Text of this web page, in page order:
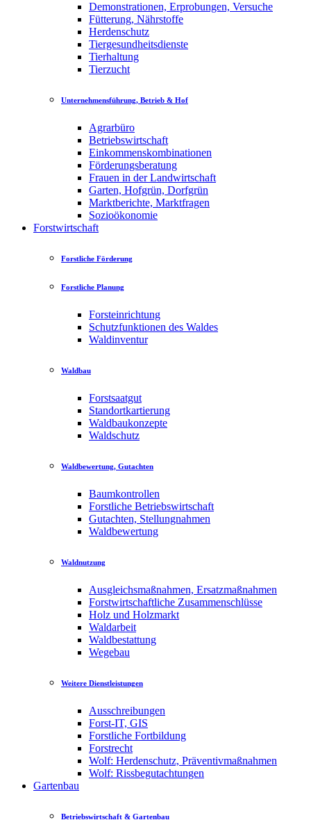
Demonstrationen, Erprobungen, Versuche
Fütterung, Nährstoffe
Herdenschutz
Tiergesundheitsdienste
Tierhaltung
Tierzucht
Unternehmensführung, Betrieb & Hof
Agrarbüro
Betriebswirtschaft
Einkommenskombinationen
Förderungsberatung
Frauen in der Landwirtschaft
Garten, Hofgrün, Dorfgrün
Marktberichte, Marktfragen
Sozioökonomie
Forstwirtschaft
Forstliche Förderung
Forstliche Planung
Forsteinrichtung
Schutzfunktionen des Waldes
Waldinventur
Waldbau
Forstsaatgut
Standortkartierung
Waldbaukonzepte
Waldschutz
Waldbewertung, Gutachten
Baumkontrollen
Forstliche Betriebswirtschaft
Gutachten, Stellungnahmen
Waldbewertung
Waldnutzung
Ausgleichsmaßnahmen, Ersatzmaßnahmen
Forstwirtschaftliche Zusammenschlüsse
Holz und Holzmarkt
Waldarbeit
Waldbestattung
Wegebau
Weitere Dienstleistungen
Ausschreibungen
Forst-IT, GIS
Forstliche Fortbildung
Forstrecht
Wolf: Herdenschutz, Präventivmaßnahmen
Wolf: Rissbegutachtungen
Gartenbau
Betriebswirtschaft & Gartenbau